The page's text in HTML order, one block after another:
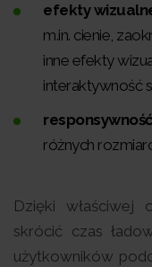
efekty
m.in. cienie,
inne efekty
interaktywność
różnych
Dzięki właściwej
skrócić czas
użytkowników